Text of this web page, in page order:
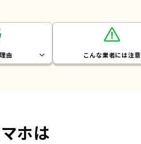
理由 こんな業者には注意
ホは